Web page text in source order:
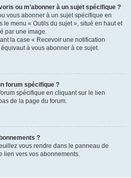
ou m’abonner à un sujet spécifique ?
vous abonner à un sujet spécifique en
menu « Outils du sujet », situé en haut et
par une image.
la case « Recevoir une notification
à vous abonner à ce sujet.
forum spécifique ?
spécifique en cliquant sur le lien
de la page du forum.
?
vous rendre dans le panneau de
lien vers vos abonnements.